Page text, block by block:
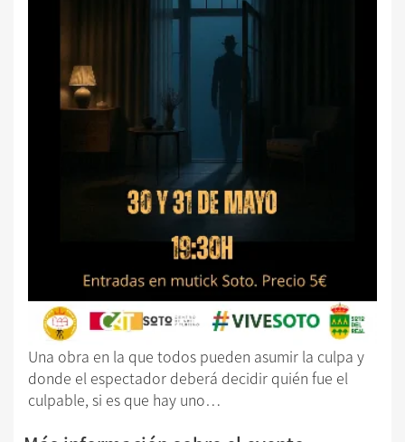
Una obra en la que todos pueden asumir la culpa y
donde el espectador deberá decidir quién fue el
culpable, si es que hay uno…